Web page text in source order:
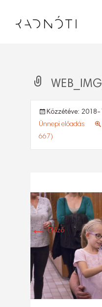
Közzétéve: 2018-
Ünnepi előadás
667)
←Előző